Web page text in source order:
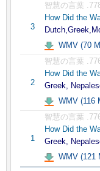
3
智慧の言葉
How Did the
WMV (70
2
智慧の言葉
How Did the
Greek,
WMV (116
1
智慧の言葉
How Did the
Greek,
WMV (121